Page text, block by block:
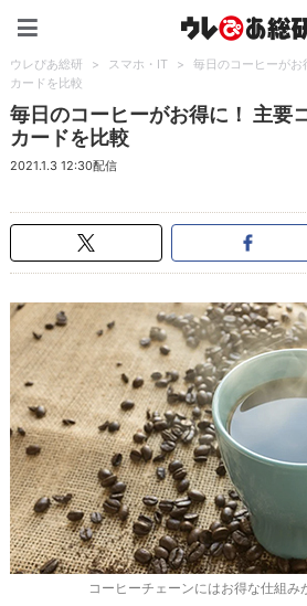
ウレぴあ総研 > スマホ・IT >
毎日のコーヒーが
カードを比較
毎日のコーヒーがお得に！ 主要
カードを比較
2021.1.3 12:30配信
コーヒーチェーンにはお得な仕組み